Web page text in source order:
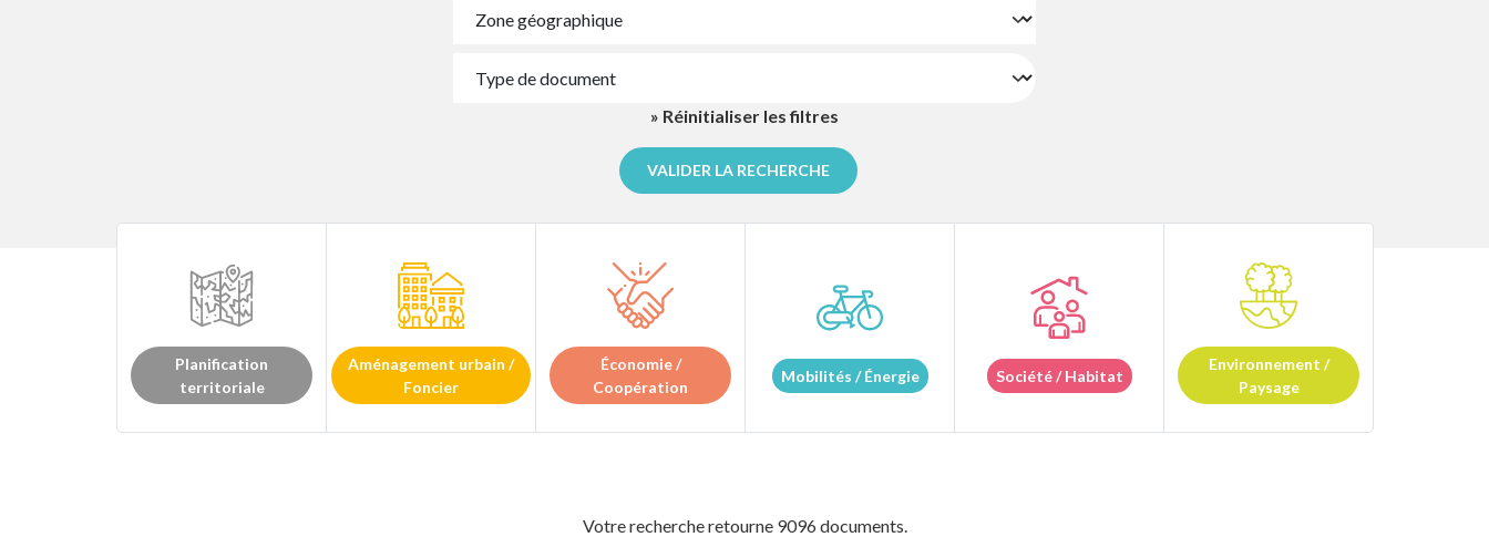
» Réinitialiser les filtres
VALIDER LA RECHERCHE
Planification
territoriale
Aménagement urbain /
Foncier
Économie /
Coopération
Mobilités / Énergie Société / Habitat
Environnement /
Paysage
Votre recherche retourne 9096 documents.